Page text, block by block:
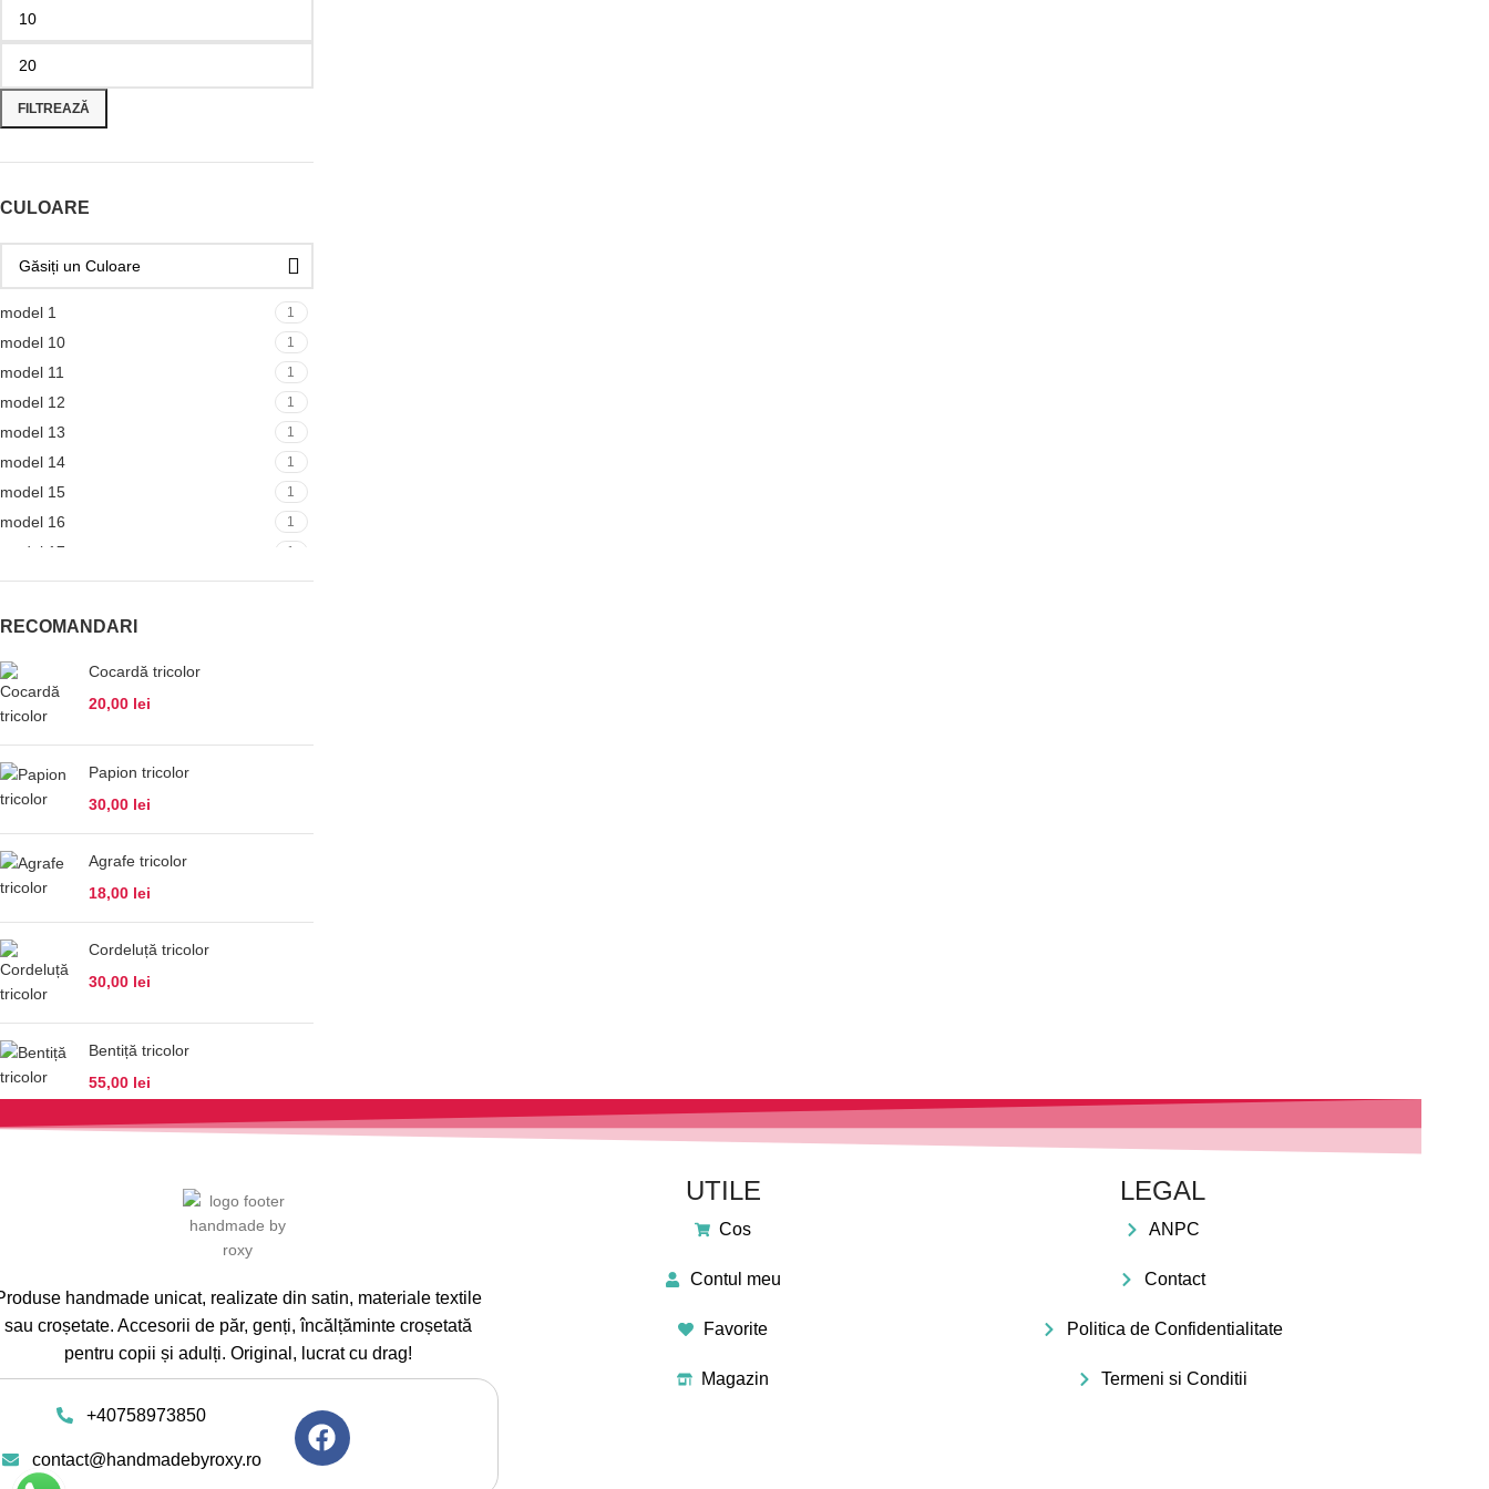
FILTREAZĂ
CULOARE
model 1 1
model 10 1
model 11 1
model 12 1
model 13 1
model 14 1
model 15 1
model 16 1
model 17 1
model 3 1
model 6
model 7
model 9
RECOMANDARI
Cocardă tricolor
20,00 lei
Papion tricolor
30,00 lei
Agrafe tricolor
18,00 lei
Cordeluță tricolor
30,00 lei
Bentiță tricolor
55,00 lei
handmade unicat, realizate din satin, materiale textile
sau croșetate. Accesorii de păr, genți, încălțăminte croșetată
pentru copii și adulți. Original, lucrat cu drag!
+40758973850
contact@handmadebyroxy.ro
UTILE
Cos
Contul meu
Favorite
Magazin
LEGAL
ANPC
Contact
Politica de Confidentialitate
Termeni si Conditii